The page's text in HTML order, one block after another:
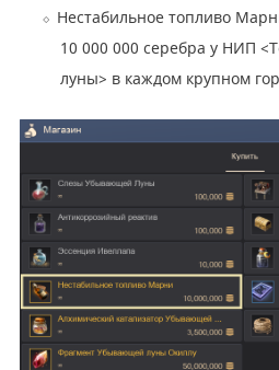
Нестабильное топливо
10 000 000 серебра у НИП
луны> в каждом крупном